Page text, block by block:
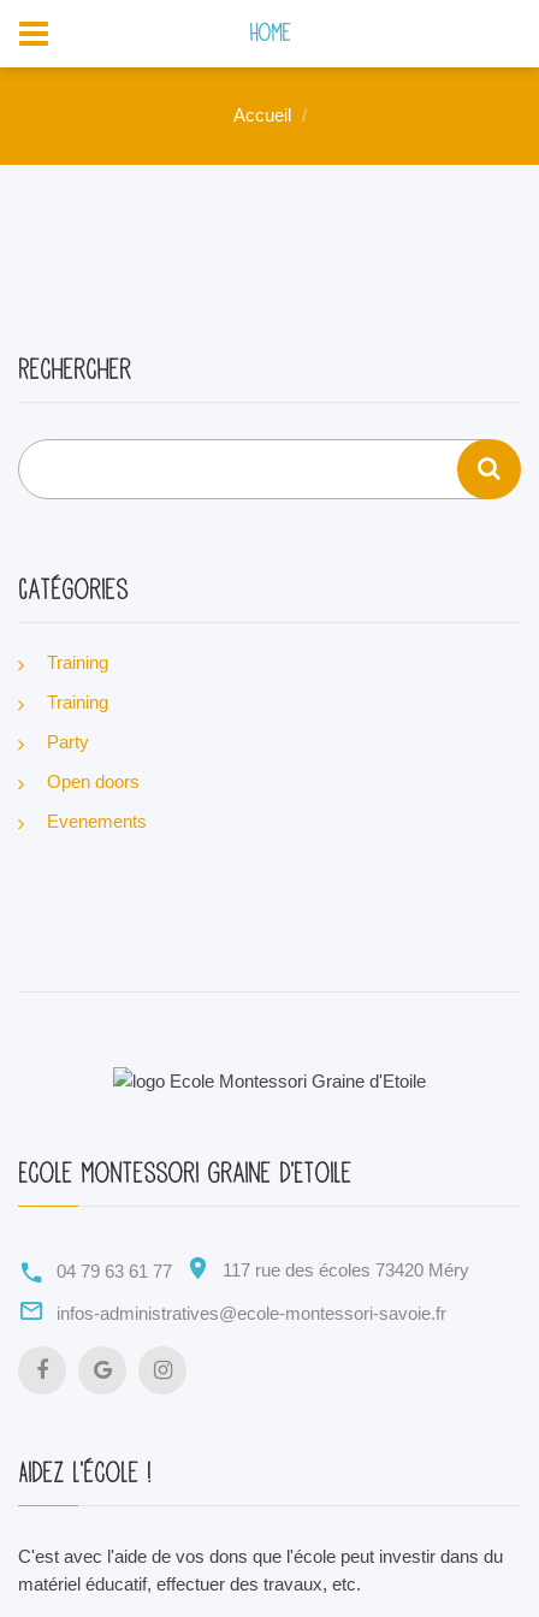
Home
Accueil
Rechercher
Catégories
Training
Training
Party
Open doors
Evenements
Ecole Montessori Graine d'Etoile
04 79 63 61 77 117 rue des écoles 73420 Méry
infos-administratives@ecole-montessori-savoie.fr
Aidez l'école !
C'est avec l'aide de vos dons que l'école peut investir dans du
matériel éducatif, effectuer des travaux, etc.